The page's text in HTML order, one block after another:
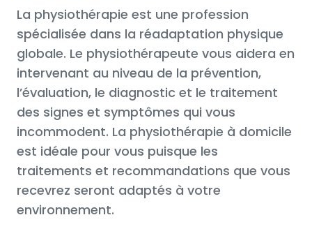
La physiothérapie est une profession
spécialisée dans la réadaptation physique
globale. Le physiothérapeute vous aidera en
intervenant au niveau de la prévention,
l’évaluation, le diagnostic et le traitement
des signes et symptômes qui vous
incommodent. La physiothérapie à domicile
est idéale pour vous puisque les
traitements et recommandations que vous
recevrez seront adaptés à votre
environnement.